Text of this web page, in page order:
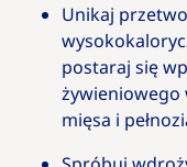
Unikaj
postaraj się
żywieniowego
mięsa i